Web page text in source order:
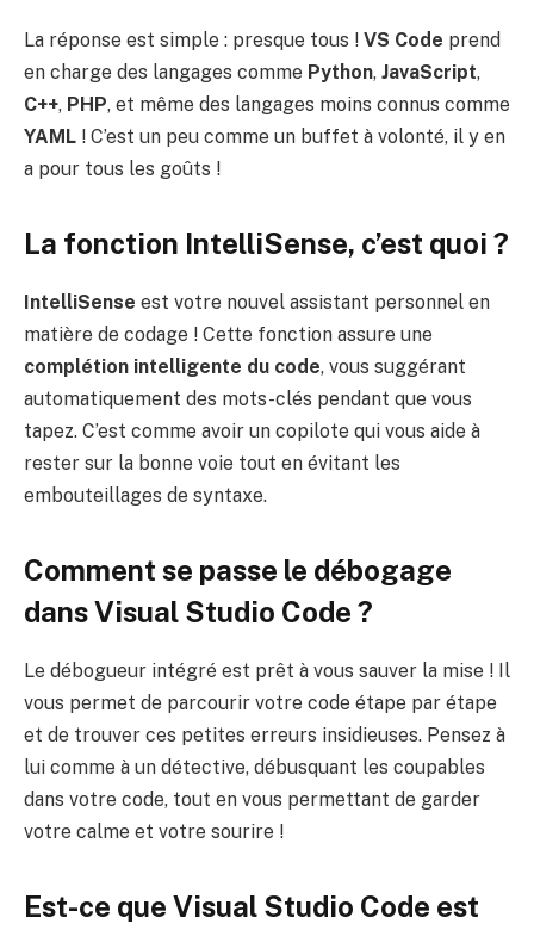
La réponse est simple : presque tous ! VS Code prend
en charge des langages comme Python, JavaScript,
C++, PHP, et même des langages moins connus comme
YAML ! C’est un peu comme un buffet à volonté, il y en
a pour tous les goûts !
La fonction IntelliSense, c’est quoi ?
IntelliSense est votre nouvel assistant personnel en
matière de codage ! Cette fonction assure une
complétion intelligente du code, vous suggérant
automatiquement des mots-clés pendant que vous
tapez. C’est comme avoir un copilote qui vous aide à
rester sur la bonne voie tout en évitant les
embouteillages de syntaxe.
Comment se passe le débogage
dans Visual Studio Code ?
Le débogueur intégré est prêt à vous sauver la mise ! Il
vous permet de parcourir votre code étape par étape
et de trouver ces petites erreurs insidieuses. Pensez à
lui comme à un détective, débusquant les coupables
dans votre code, tout en vous permettant de garder
votre calme et votre sourire !
Est-ce que Visual Studio Code est